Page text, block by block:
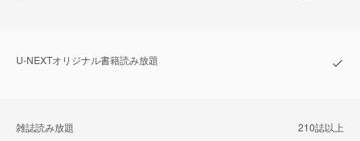
U-NEXTオリジナル書籍読み放題
雑誌読み放題 210誌以上